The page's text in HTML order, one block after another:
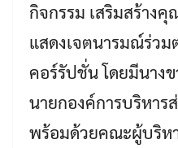
กิจกรรม เสริมสร้างคุ
แสดงเจตนารมณ์ร่ว
คอร์รัปชั่น โดยมีนาง
นายกองค์การบริหาร
พร้อมด้วยคณะผู้บริห